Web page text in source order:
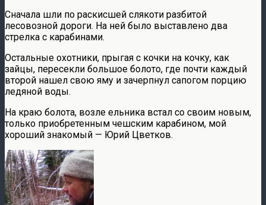
Сначала шли по раскисшей слякоти разбитой
лесовозной дороги. На ней было выставлено два
стрелка с карабинами.
Остальные охотники, прыгая с кочки на кочку, как
зайцы, пересекли большое болото, где почти каждый
второй нашел свою яму и зачерпнул сапогом порцию
ледяной воды.
На краю болота, возле ельника встал со своим новым,
только приобретенным чешским карабином, мой
хороший знакомый — Юрий Цветков.